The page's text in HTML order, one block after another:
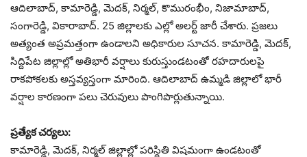
ఆదిలాబాద్‌, కామారెడ్డి, మెదక్‌, నిర్మల్‌, కొమురంభీం, నిజామాబాద్‌,
సంగారెడ్డి, వికారాబాద్‌. 25 జిల్లాలకు ఎల్లో అలర్ట్ జారీ చేశారు. ప్రజలు
అత్యంత అప్రమత్తంగా ఉండాలని అధికారుల సూచన. కామారెడ్డి, మెదక్,
సిద్దిపేట జిల్లాల్లో అతిభారీ వర్షాలు కురుస్తుండటంతో రహదారులపై
రాకపోకల‌కు అస్తవ్యస్తంగా మారింది. ఆదిలాబాద్ ఉమ్మడి జిల్లాలో భారీ
వర్షాల కారణంగా పలు చెరువులు పొంగిపొర్లుతున్నాయి.
ప్రత్యేక చర్యలు:
కామారెడ్డి, మెదక్, నిర్మల్ జిల్లాల్లో పరిస్థితి విషమంగా ఉండటంతో